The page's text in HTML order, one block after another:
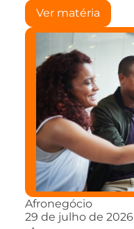
Ver matéria
Afronegócio
29 de julho de 2026